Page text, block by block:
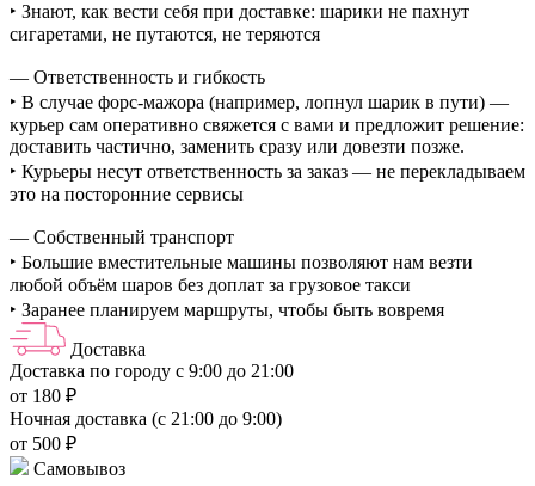
‣ Знают, как вести себя при доставке: шарики не пахнут
сигаретами, не путаются, не теряются
— Ответственность и гибкость
‣ В случае форс-мажора (например, лопнул шарик в пути) —
курьер сам оперативно свяжется с вами и предложит решение:
доставить частично, заменить сразу или довезти позже.
‣ Курьеры несут ответственность за заказ — не перекладываем
это на посторонние сервисы
— Собственный транспорт
‣ Большие вместительные машины позволяют нам везти
любой объём шаров без доплат за грузовое такси
‣ Заранее планируем маршруты, чтобы быть вовремя
Доставка
Доставка по городу с 9:00 до 21:00
от 180 ₽
Ночная доставка (с 21:00 до 9:00)
от 500 ₽
Самовывоз